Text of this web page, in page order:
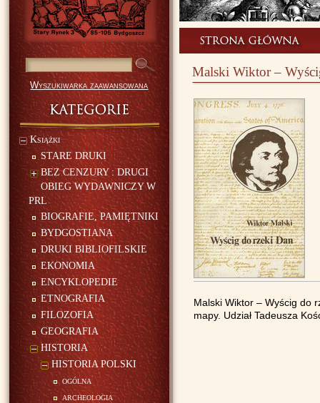
Wyszukiwarka zaawansowana
Książki
STARE DRUKI
BEZ CENZURY : DRUGI
OBIEG WYDAWNICZY W
PRL
BIOGRAFIE, PAMIĘTNIKI
BYDGOSTIANA
DRUKI BIBLIOFILSKIE
EKONOMIA
ENCYKLOPEDIE
ETNOGRAFIA
FILOZOFIA
GEOGRAFIA
HISTORIA
HISTORIA POLSKI
ogólna
archeologia
Malski Wiktor –
Malski Wiktor – Wyścig do
mapy. Udział Tadeusza